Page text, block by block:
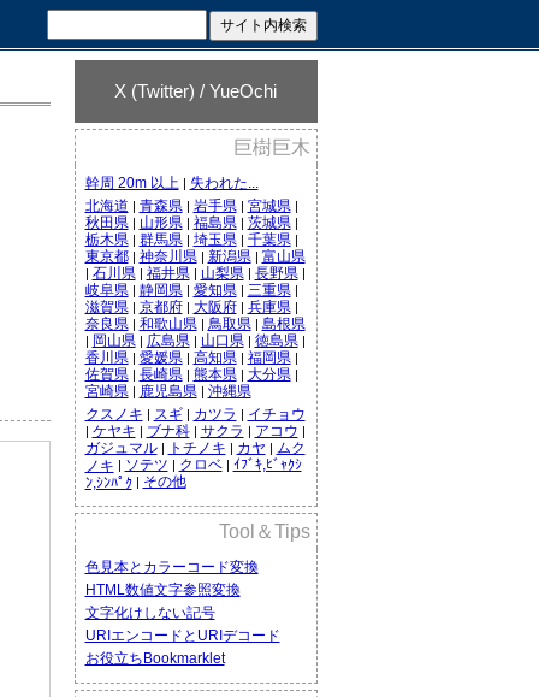
X (Twitter) / YueOchi
巨樹巨木
幹周 20m 以上 | 失われた...
北海道 | 青森県 | 岩手県 | 宮城県 |
秋田県 | 山形県 | 福島県 | 茨城県 |
栃木県 | 群馬県 | 埼玉県 | 千葉県 |
東京都| 神奈川県 | 新潟県 | 富山県
| 石川県 | 福井県 | 山梨県 | 長野県 |
岐阜県 | 静岡県 | 愛知県 | 三重県 |
滋賀県 | 京都府| 大阪府| 兵庫県 |
奈良県 | 和歌山県 | 鳥取県 | 島根県
| 岡山県 | 広島県 | 山口県 | 徳島県 |
香川県 | 愛媛県 | 高知県 | 福岡県 |
佐賀県 | 長崎県 | 熊本県 | 大分県 |
宮崎県 | 鹿児島県 | 沖縄県
クスノキ | スギ| カツラ | イチョウ
| ケヤキ | ブナ科| サクラ | アコウ |
ガジュマル| トチノキ | カヤ | ムク
ノキ | ソテツ | クロベ| ｲﾌﾞｷ,ﾋﾞｬｸｼ
ﾝ,ｼﾝﾊﾟｸ| その他
Tool＆Tips
色見本とカラーコード変換
HTML数値文字参照変換
文字化けしない記号
URIエンコードとURIデコード
お役立ちBookmarklet